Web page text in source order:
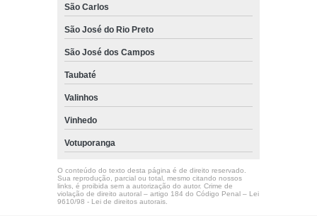
São Carlos
São José do Rio Preto
São José dos Campos
Taubaté
Valinhos
Vinhedo
Votuporanga
O conteúdo do texto desta página é de direito reservado.
Sua reprodução, parcial ou total, mesmo citando nossos
links, é proibida sem a autorização do autor. Crime de
violação de direito autoral – artigo 184 do Código Penal – Lei
9610/98 - Lei de direitos autorais.